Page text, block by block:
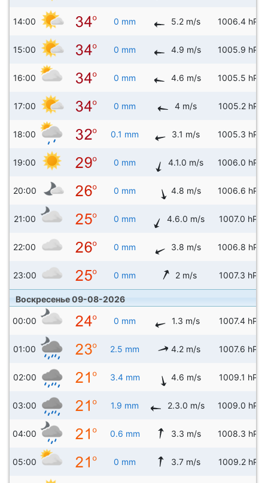
14:00 0 mm 5.2 m/s 1006.4 hPa
15:00 0 mm 4.9 m/s 1005.9 hPa
16:00 0 mm 4.6 m/s 1005.5 hPa
17:00 0 mm 4 m/s 1005.2 hPa
18:00 0.1 mm 3.1 m/s 1005.3 hPa
19:00 0 mm 4.1.0 m/s 1006.0 hPa
20:00 0 mm 4.8 m/s 1006.6 hPa
21:00 0 mm 4.6.0 m/s 1007.0 hPa
22:00 0 mm 3.8 m/s 1006.8 hPa
23:00 0 mm 2 m/s 1007.3 hPa
Воскресенье 09-08-2026
00:00 0 mm 1.3 m/s 1007.4 hPa
01:00 2.5 mm 4.2 m/s 1007.6 hPa
02:00 3.4 mm 4.6 m/s 1009.1 hPa
03:00 1.9 mm 2.3.0 m/s 1009.0 hPa
04:00 0.6 mm 3.3 m/s 1008.3 hPa
05:00 0 mm 3.7 m/s 1009.2 hPa